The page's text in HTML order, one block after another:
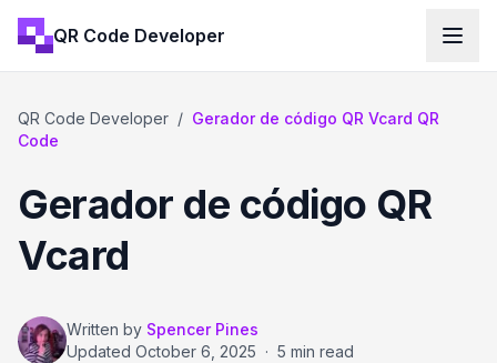
QR Code Developer
QR Code Developer / Gerador de código QR Vcard QR
Code
Gerador de código QR
Vcard
Written by Spencer Pines
Updated October 6, 2025 · 5 min read